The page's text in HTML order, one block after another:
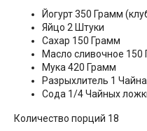
Йогурт 350 Грамм
Яйцо 2 Штуки
Сахар 150 Грамм
Масло сливочное 150
Мука 420 Грамм
Разрыхлитель 1
Сода 1/4 Чайных
Количество порций 18